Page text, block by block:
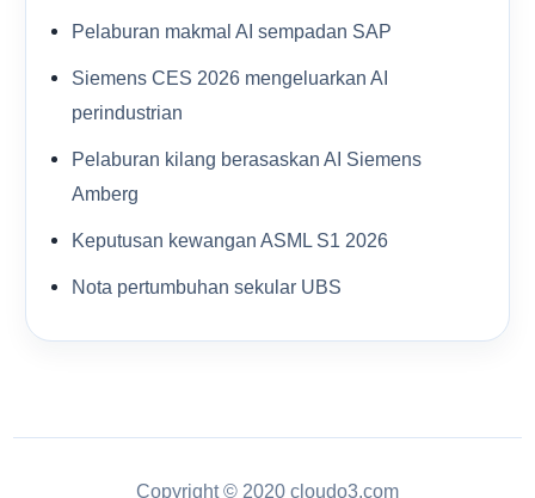
Pelaburan makmal AI sempadan SAP
Siemens CES 2026 mengeluarkan AI
perindustrian
Pelaburan kilang berasaskan AI Siemens
Amberg
Keputusan kewangan ASML S1 2026
Nota pertumbuhan sekular UBS
Copyright © 2020 cloudo3.com